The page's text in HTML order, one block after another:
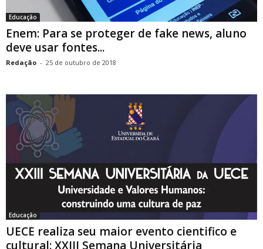
Educação
Enem: Para se proteger de fake news, aluno
deve usar fontes...
Redação - 25 de outubro de 2018
Educação
UECE realiza seu maior evento cientifico e
cultural: XXIII Semana Universitária